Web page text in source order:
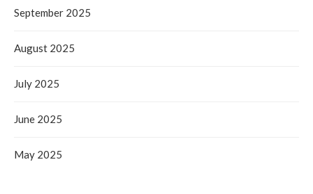
September 2025
August 2025
July 2025
June 2025
May 2025